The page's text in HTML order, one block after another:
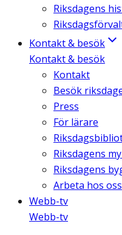
Riksdagens
Kontakt & besök
Kontakt & besök
Kontakt
Besök
Press
För lärare
Riksdagens
Riksdagens
Arbeta hos oss
Webb-tv
Webb-tv